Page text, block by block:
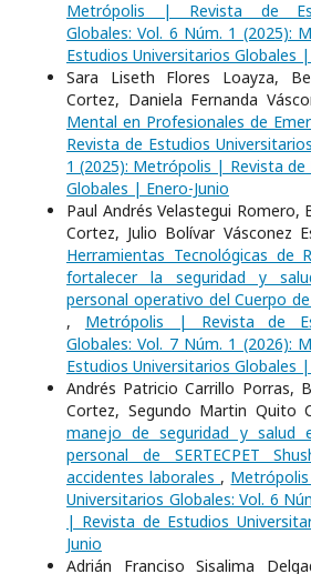
Metrópolis | Revista de
Globales: Vol. 6 Núm. 1 (2025):
Estudios Universitarios Globales
Sara Liseth Flores Loayza,
Cortez, Daniela Fernanda
Mental en Profesionales de
Revista de Estudios
1 (2025): Metrópolis | Revista de
Globales | Enero-Junio
Paul Andrés Velastegui Romero,
Cortez, Julio Bolívar Vásconez
Herramientas Tecnológicas de
fortalecer la seguridad y
personal operativo del Cuerpo
, Metrópolis | Revista de
Globales: Vol. 7 Núm. 1 (2026):
Estudios Universitarios Globales
Andrés Patricio Carrillo Porras,
Cortez, Segundo Martin Quito
manejo de seguridad y salud
personal de SERTECPET
accidentes laborales ,
Universitarios Globales: Vol. 6
| Revista de Estudios
Junio
Adrián Franciso Sisalima